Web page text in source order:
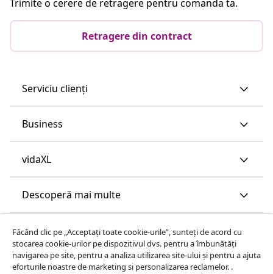
Trimite o cerere de retragere pentru comanda ta.
Retragere din contract
Serviciu clienți
Business
vidaXL
Descoperă mai multe
Făcând clic pe „Acceptați toate cookie-urile”, sunteți de acord cu
stocarea cookie-urilor pe dispozitivul dvs. pentru a îmbunătăți
navigarea pe site, pentru a analiza utilizarea site-ului și pentru a ajuta
eforturile noastre de marketing si personalizarea reclamelor. .